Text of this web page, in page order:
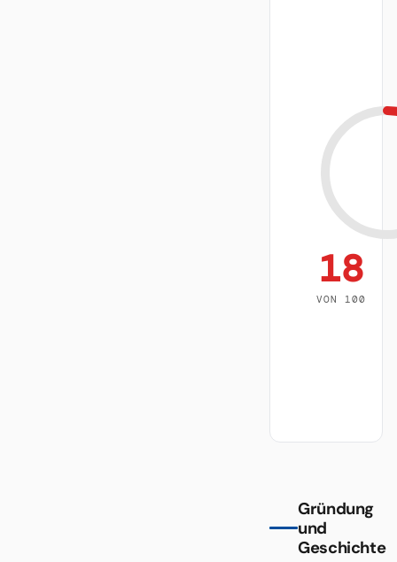
18
VON 100
Gründung
und
Geschichte